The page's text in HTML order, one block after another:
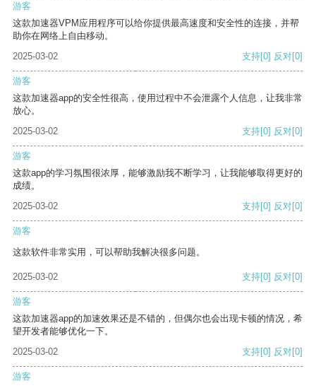
游客
这款加速器VPM应用程序可以给你提供最高速度和安全性的连接，并帮
助你在网络上自由移动。
2025-03-02
支持[0] 反对[0]
游客
这款加速器app的安全性很高，使用过程中不会泄露个人信息，让我非常
放心。
2025-03-02
支持[0] 反对[0]
游客
这款app的学习氛围很浓厚，能够激励我不断学习，让我能够取得更好的
成绩。
2025-03-02
支持[0] 反对[0]
游客
这款软件非常实用，可以帮助我解决很多问题。
2025-03-02 支持[0] 反对[0]
游客
这款加速器app的加速效果还是不错的，但偶尔也会出现卡顿的情况，希
望开发者能够优化一下。
2025-03-02
支持[0] 反对[0]
游客